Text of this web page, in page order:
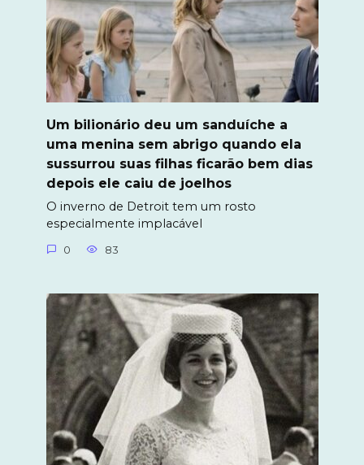
Um bilionário deu um sanduíche a
uma menina sem abrigo quando ela
sussurrou suas filhas ficarão bem dias
depois ele caiu de joelhos
O inverno de Detroit tem um rosto
especialmente implacável
0 83